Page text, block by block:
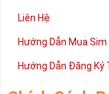
Liên Hệ
Hướng Dẫn Mua
Hướng Dẫn Đăng Ký